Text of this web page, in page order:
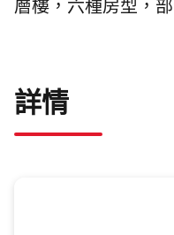
層樓，六種房型，
詳情